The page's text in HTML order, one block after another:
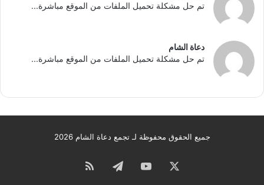
تم حل مشكلة تحميل الملفات من الموقع مباشرة...
دعاة الشام
تم حل مشكلة تحميل الملفات من الموقع مباشرة...
جميع الحقوق محفوظة لـ تجمع دعاة الشام 2026
‫YouTubeتيلقرامملخص